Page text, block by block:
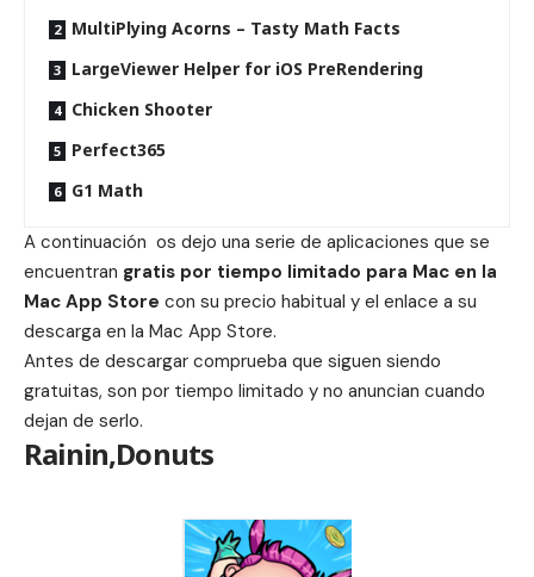
MultiPlying Acorns – Tasty Math Facts
LargeViewer Helper for iOS PreRendering
Chicken Shooter
Perfect365
G1 Math
A continuación os dejo una serie de aplicaciones que se
encuentran gratis por tiempo limitado para Mac en la
Mac App Store con su precio habitual y el enlace a su
descarga en la Mac App Store.
Antes de descargar comprueba que siguen siendo
gratuitas, son por tiempo limitado y no anuncian cuando
dejan de serlo.
Rainin,Donuts